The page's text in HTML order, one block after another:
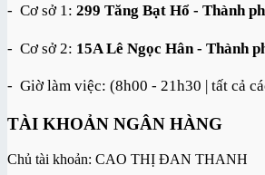
- Cơ sở 1: 299 Tăng Bạt Hổ - Thành
- Cơ sở 2: 15A Lê Ngọc Hân - Thành
- Giờ làm việc: (8h00 - 21h30 | tất cả
TÀI KHOẢN NGÂN HÀNG
Chủ tài khoản: CAO THỊ ĐAN THANH